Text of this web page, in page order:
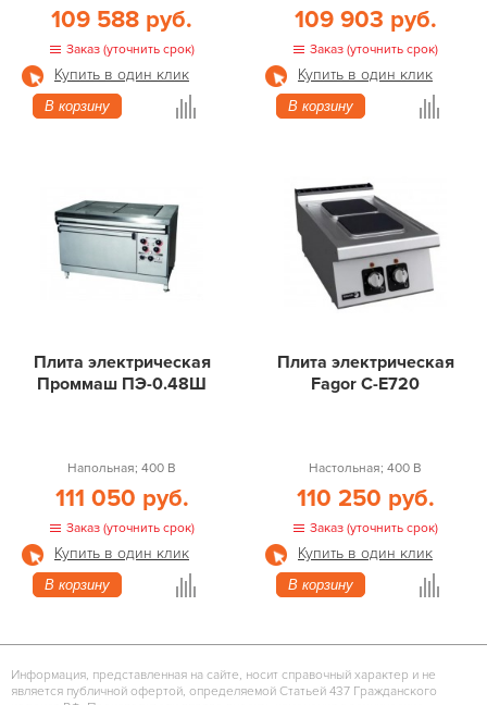
109 588 руб.
Заказ (уточнить срок)
Купить в один клик
В корзину
109 903 руб.
Заказ (уточнить срок)
Купить в один клик
В корзину
Плита электрическая
Проммаш ПЭ-0.48Ш
Напольная; 400 В
111 050 руб.
Заказ (уточнить срок)
Купить в один клик
В корзину
Плита электрическая
Fagor C-E720
Настольная; 400 В
110 250 руб.
Заказ (уточнить срок)
Купить в один клик
В корзину
Информация, представленная на сайте, носит справочный характер и не
является публичной офертой, определяемой Статьей 437 Гражданского